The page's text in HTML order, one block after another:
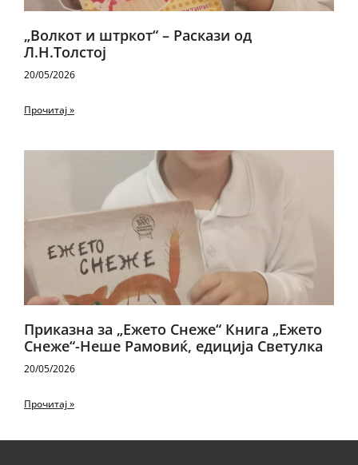
„Волкот и штркот“ – Раскази од
Л.Н.Толстој
20/05/2026
Прочитај »
Приказна за „Ежето Снеже“ Книга „Ежето
Снеже“-Неше Рамовиќ, едиција Светулка
20/05/2026
Прочитај »